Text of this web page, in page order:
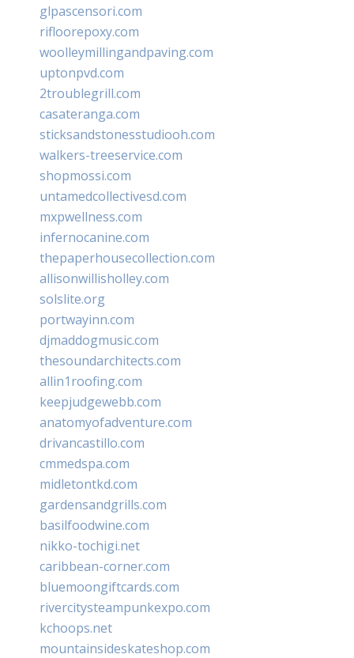
glpascensori.com
rifloorepoxy.com
woolleymillingandpaving.com
uptonpvd.com
2troublegrill.com
casateranga.com
sticksandstonesstudiooh.com
walkers-treeservice.com
shopmossi.com
untamedcollectivesd.com
mxpwellness.com
infernocanine.com
thepaperhousecollection.com
allisonwillisholley.com
solslite.org
portwayinn.com
djmaddogmusic.com
thesoundarchitects.com
allin1roofing.com
keepjudgewebb.com
anatomyofadventure.com
drivancastillo.com
cmmedspa.com
midletontkd.com
gardensandgrills.com
basilfoodwine.com
nikko-tochigi.net
caribbean-corner.com
bluemoongiftcards.com
rivercitysteampunkexpo.com
kchoops.net
mountainsideskateshop.com